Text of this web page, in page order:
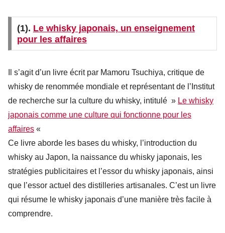
(1). Le whisky japonais, un enseignement
pour les affaires
Il s’agit d’un livre écrit par Mamoru Tsuchiya, critique de
whisky de renommée mondiale et représentant de l’Institut
de recherche sur la culture du whisky, intitulé » Le whisky
japonais comme une culture qui fonctionne pour les
affaires «
Ce livre aborde les bases du whisky, l’introduction du
whisky au Japon, la naissance du whisky japonais, les
stratégies publicitaires et l’essor du whisky japonais, ainsi
que l’essor actuel des distilleries artisanales. C’est un livre
qui résume le whisky japonais d’une manière très facile à
comprendre.